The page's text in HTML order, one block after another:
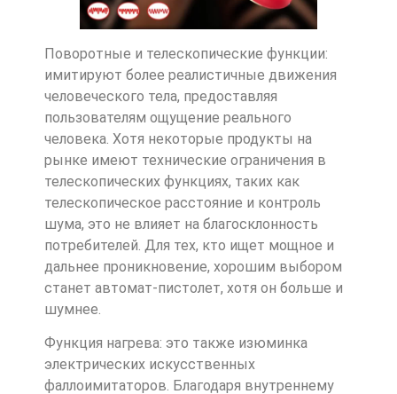
Поворотные и телескопические функции:
имитируют более реалистичные движения
человеческого тела, предоставляя
пользователям ощущение реального
человека. Хотя некоторые продукты на
рынке имеют технические ограничения в
телескопических функциях, таких как
телескопическое расстояние и контроль
шума, это не влияет на благосклонность
потребителей. Для тех, кто ищет мощное и
дальнее проникновение, хорошим выбором
станет автомат-пистолет, хотя он больше и
шумнее.
Функция нагрева: это также изюминка
электрических искусственных
фаллоимитаторов. Благодаря внутреннему